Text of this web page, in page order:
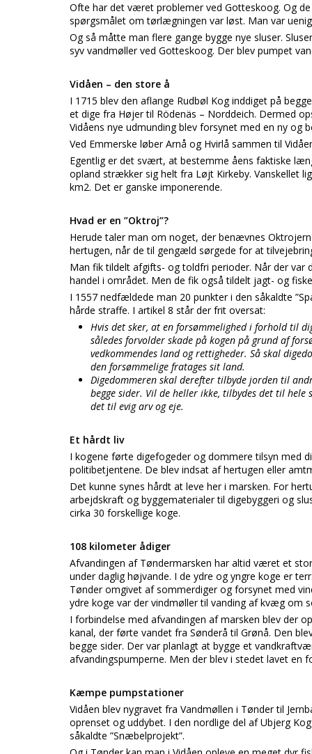
Ofte har det været problemer ved Gotteskoog. Og
spørgsmålet om tørlægningen var løst. Man var
Og så måtte man flere gange bygge nye sluser.
syv vandmøller ved Gotteskoog. Der blev pumpet
Vidåen – den store å
I 1715 blev den aflange Rudbøl Kog inddiget på
et dige fra Højer til Rödenäs – Norddeich. Dermed
Vidåens nye udmunding blev forsynet med en ny og
Ved Emmerske løber Arnå og Hvirlå sammen til
Egentlig er det svært, at bestemme åens faktiske
opland strækker sig helt fra Løjt Kirkeby. Vanskellet
km2. Det er ganske imponerende.
Hvad er en ”Oktroj”?
Herude taler man om noget, der benævnes
hertugen, når de til gengæld sørgede for at
Man fik tildelt afgifts- og toldfri perioder. Når der
handel i området. Men de fik også tildelt jagt- og
I 1557 nedfældede man 20 punkter i den såkaldte
hårde straffe. I artikel 8 står der frit oversat:
Hvis det sker, at en forsømmelighed i forhold til
således forvolder skade på kogen på grund af
vedkommendes land og rettigheder. Så skal
den forsømmelige fratages sit land.
Digedommeren skal derefter tilbyde jorden til
begge sider. Vil de heller ikke, tilbydes det til hele
det til evig arv og eje.
Et hårdt liv
I kogene førte digefogeder og dommere tilsyn med
politibetjentene. De blev indsat af hertugen eller
Det kunne synes hårdt at leve her i marsken. For
arbejdskraft og byggematerialer til digebyggeri og
cirka 30 forskellige koge.
108 kilometer ådiger
Afvandingen af Tøndermarsken har altid været et
under daglig højvande. I de ydre og yngre koge er
Tønder omgivet af sommerdiger og forsynet med
ydre koge var der vindmøller til vanding af kvæg om
I forbindelse med afvandingen af marsken blev der
kanal, der førte vandet fra Sønderå til Grønå. Den
begge sider. Der var planlagt at bygge et
afvandingspumperne. Men der blev i stedet lavet
Kæmpe pumpstationer
Vidåen blev nygravet fra Vandmøllen i Tønder til
oprenset og uddybet. I den nordlige del af Ubjerg
såkaldte ”Snæbelprojekt”.